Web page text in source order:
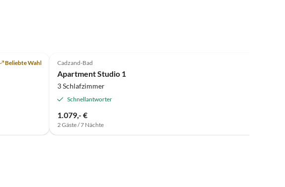
Beliebte Wahl Cadzand-Bad
Apartment Studio 1
3 Schlafzimmer
Schnellantworter
1.079,- €
2 Gäste / 7 Nächte